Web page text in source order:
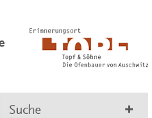
Suche